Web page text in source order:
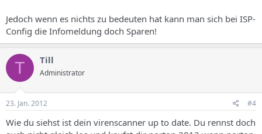
Mon Jan 23 18:57:05 2012 -> DON'T PANIC! Read
http://www.clamav.net/support/faq
Mon Jan 23 18:57:05 2012 -> main.cld is up to date (version: 54, sigs:
1044387, f-level: 60, builder: sven)
Mon Jan 23 18:57:05 2012 -> daily.cld is up to date (version: 14342,
sigs: 76225, f-level: 63, builder: jesler)
Mon Jan 23 18:57:05 2012 -> bytecode.cld is up to date (version: 163,
sigs: 39, f-level: 63, builder: edwin)
Jedoch wenn es nichts zu bedeuten hat kann man sich bei ISP-
Config die Infomeldung doch Sparen!
T Till
Administrator
23. Jan. 2012 #4
Wie du siehst ist dein virenscanner up to date. Du rennst doch